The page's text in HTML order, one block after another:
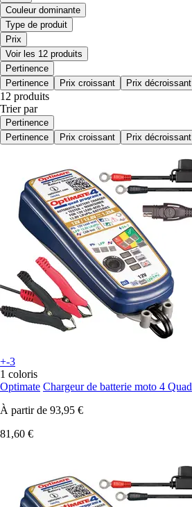
Couleur dominante
Type de produit
Prix
Voir les 12 produits
Pertinence
Pertinence
Prix croissant Prix décroissant
12 produits
Trier par
Pertinence
Pertinence
Prix croissant Prix décroissant
+-3
1 coloris
Optimate Chargeur de batterie moto 4 Quad
À partir de 93,95 €
81,60 €